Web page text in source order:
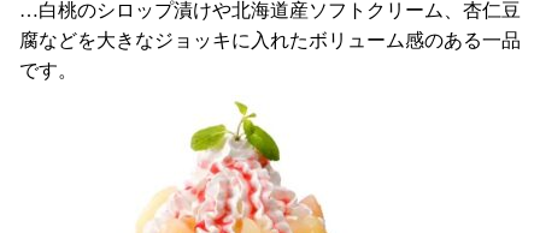
…白桃のシロップ漬けや北海道産ソフトクリーム、杏仁豆
腐などを大きなジョッキに入れたボリューム感のある一品
です。